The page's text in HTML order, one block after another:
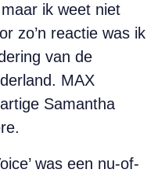
ik weet niet
zo’n reactie was ik
van de
MAX
Samantha
was een nu-of-